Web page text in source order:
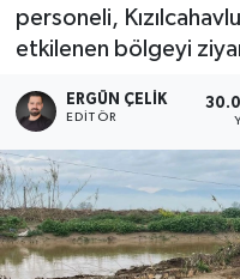
personeli,
etkilenen bölgeyi
ERGÜN ÇELIK
EDITÖR
Tüm Manşetler
Son Dakika
Haber Arşivi